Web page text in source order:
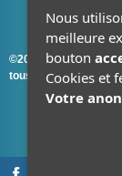
©2026-2027 France
tous droits réservés
Nous
meilleure
bouton
Cookies et
Votre